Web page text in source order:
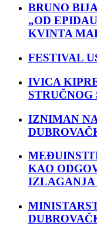
BRUNO
„OD
KVINTA
FESTIVAL
IVICA
IZNIMAN
KAO
IZLAGANJA